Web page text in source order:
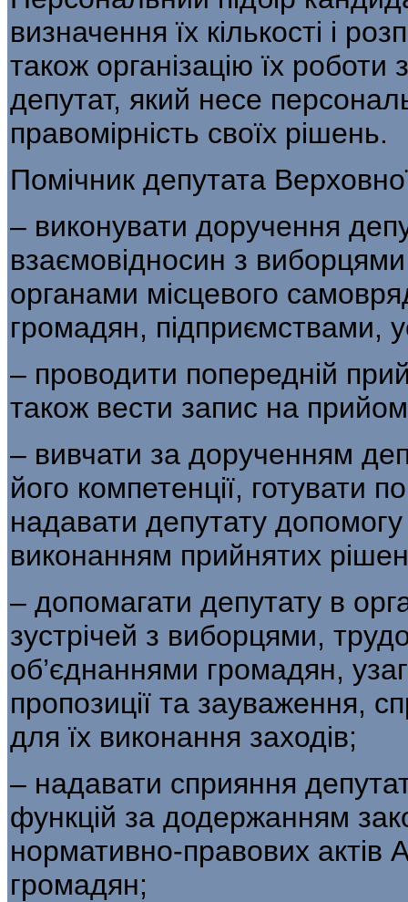
визначення їх кількості і
також організацію їх
депутат, який несе
правомірність своїх рішень.
Помічник депутата
– виконувати доручення
взаємовідносин з
органами місцевого
громадян, підприємствами,
– проводити попередній
також вести запис на
– вивчати за дорученням
його компетенції, готувати
надавати депутату
виконанням прийнятих
– допомагати депутату в
зустрічей з виборцями,
об’єднаннями громадян,
пропозиції та зауваження,
для їх виконання заходів;
– надавати сприяння
функцій за додержанням
нормативно-правових актів
громадян;